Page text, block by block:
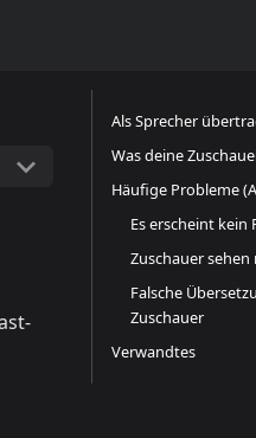
Als Sprecher
Was deine
Häufige Probleme
Es erscheint kein
Zuschauer sehen
Falsche
Zuschauer
Verwandtes